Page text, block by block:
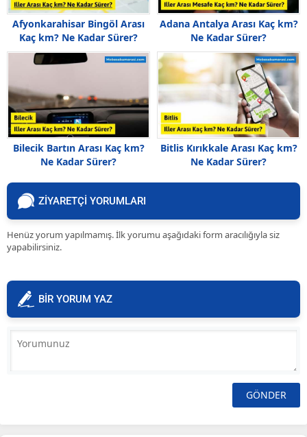
Afyonkarahisar Bingöl Arası
Kaç km? Ne Kadar Sürer?
Adana Antalya Arası Kaç km?
Ne Kadar Sürer?
Bilecik Bartın Arası Kaç km?
Ne Kadar Sürer?
Bitlis Kırıkkale Arası Kaç km?
Ne Kadar Sürer?
ZİYARETÇİ YORUMLARI
Henüz yorum yapılmamış. İlk yorumu aşağıdaki form aracılığıyla siz
yapabilirsiniz.
BİR YORUM YAZ